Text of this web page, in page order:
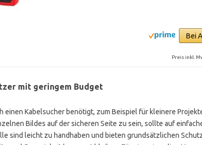
Bei
Preis inkl.
mit geringem Budget
einen Kabelsucher benötigt, zum Beispiel für kleinere
Bildes auf der sicheren Seite zu sein, sollte auf
sind leicht zu handhaben und bieten grundsätzlichen